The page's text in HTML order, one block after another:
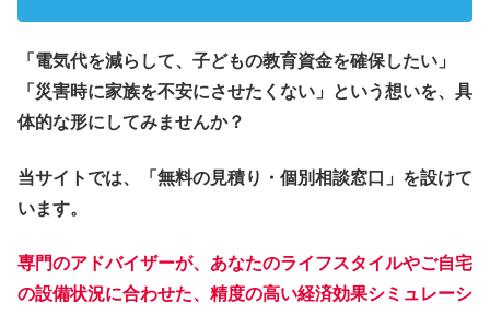
「電気代を減らして、子どもの教育資金を確保したい」
「災害時に家族を不安にさせたくない」という想いを、具
体的な形にしてみませんか？
当サイトでは、「無料の見積り・個別相談窓口」を設けて
います。
専門のアドバイザーが、あなたのライフスタイルやご自宅
の設備状況に合わせた、 精度の高い経済効果シミュレーシ